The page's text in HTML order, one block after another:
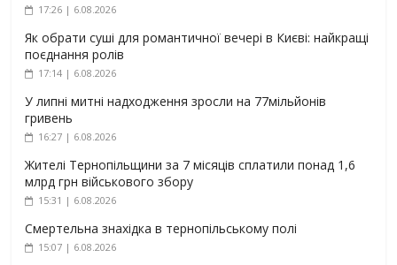
17:26 | 6.08.2026
Як обрати суші для романтичної вечері в Києві: найкращі
поєднання ролів
17:14 | 6.08.2026
У липні митні надходження зросли на 77мільйонів
гривень
16:27 | 6.08.2026
Жителі Тернопільщини за 7 місяців сплатили понад 1,6
млрд грн військового збору
15:31 | 6.08.2026
Смертельна знахідка в тернопільському полі
15:07 | 6.08.2026